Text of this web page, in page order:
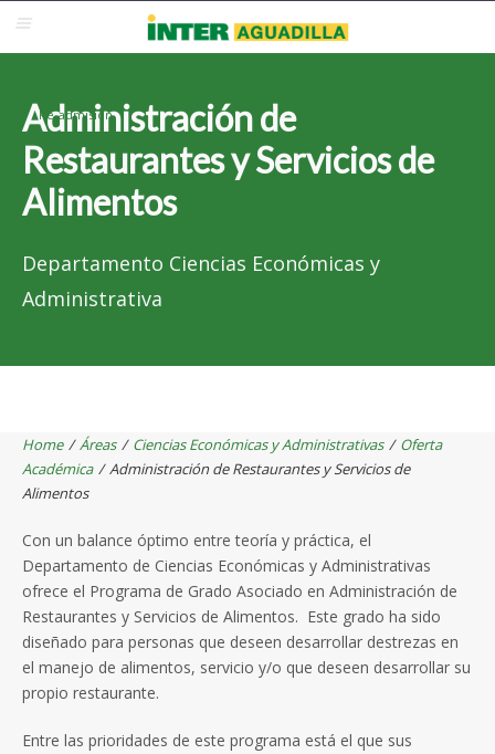
Correo Electrónico
Re-admisión
Administración de
Restaurantes y Servicios de
Alimentos
Departamento Ciencias Económicas y
Administrativa
Home /Áreas / Ciencias Económicas y Administrativas / Oferta
Académica /Administración de Restaurantes y Servicios de
Alimentos
Con un balance óptimo entre teoría y práctica, el
Departamento de Ciencias Económicas y Administrativas
ofrece el Programa de Grado Asociado en Administración de
Restaurantes y Servicios de Alimentos. Este grado ha sido
diseñado para personas que deseen desarrollar destrezas en
el manejo de alimentos, servicio y/o que deseen desarrollar su
propio restaurante.
Entre las prioridades de este programa está el que sus